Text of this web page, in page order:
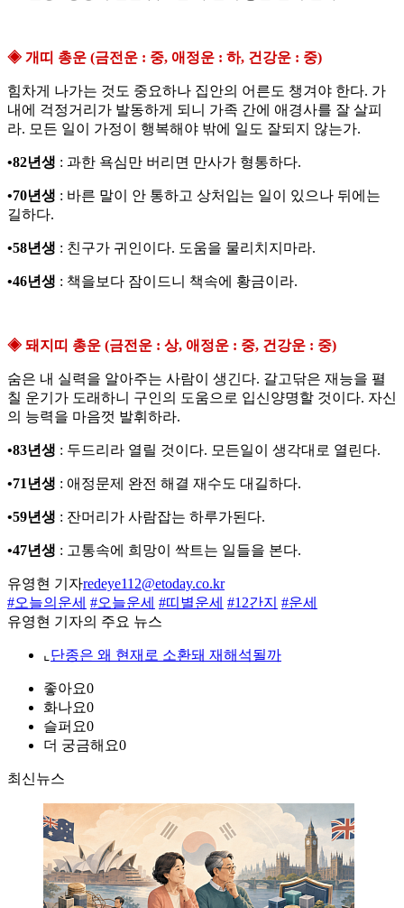
◈ 개띠 총운 (금전운 : 중, 애정운 : 하, 건강운 : 중)
힘차게 나가는 것도 중요하나 집안의 어른도 챙겨야 한다. 가
내에 걱정거리가 발동하게 되니 가족 간에 애경사를 잘 살피
라. 모든 일이 가정이 행복해야 밖에 일도 잘되지 않는가.
•82년생 : 과한 욕심만 버리면 만사가 형통하다.
•70년생 : 바른 말이 안 통하고 상처입는 일이 있으나 뒤에는
길하다.
•58년생 : 친구가 귀인이다. 도움을 물리치지마라.
•46년생 : 책을보다 잠이드니 책속에 황금이라.
◈ 돼지띠 총운 (금전운 : 상, 애정운 : 중, 건강운 : 중)
숨은 내 실력을 알아주는 사람이 생긴다. 갈고닦은 재능을 펼
칠 운기가 도래하니 구인의 도움으로 입신양명할 것이다. 자신
의 능력을 마음껏 발휘하라.
•83년생 : 두드리라 열릴 것이다. 모든일이 생각대로 열린다.
•71년생 : 애정문제 완전 해결 재수도 대길하다.
•59년생 : 잔머리가 사람잡는 하루가된다.
•47년생 : 고통속에 희망이 싹트는 일들을 본다.
유영현 기자redeye112@etoday.co.kr
#오늘의운세 #오늘운세 #띠별운세 #12간지 #운세
유영현 기자의 주요 뉴스
⌞ 단종은 왜 현재로 소환돼 재해석될까
좋아요0
화나요0
슬퍼요0
더 궁금해요0
최신뉴스